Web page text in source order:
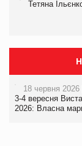
Тетяна
18 червня 2026
3-4 вересня
2026: Власна